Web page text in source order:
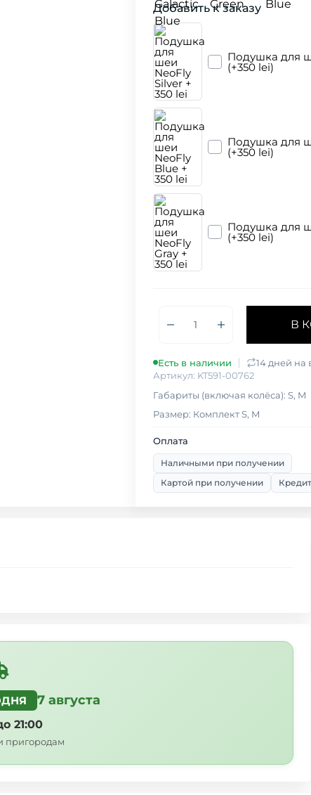
Добавить к заказу
Подушка для
(+350 lei)
Подушка для
(+350 lei)
Подушка для
(+350 lei)
В
Есть в наличии
14 дней на
Артикул: KT591-00762
Габариты (включая колёса): S, M
Размер: Комплект S, M
Оплата
Наличными при получении
Картой при получении
7 августа
21:00
пригородам